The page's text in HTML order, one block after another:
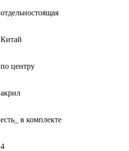
отдельностоящая
Китай
по центру
акрил
есть_ в комплекте
4